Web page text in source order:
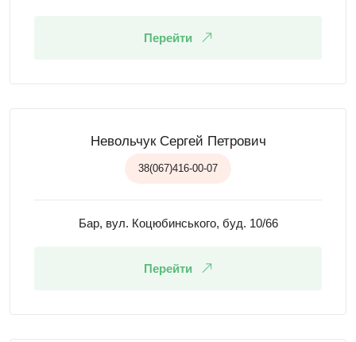
Перейти
Невольчук Сергей Петрович
38(067)416-00-07
Бар, вул. Коцюбинського, буд. 10/66
Перейти